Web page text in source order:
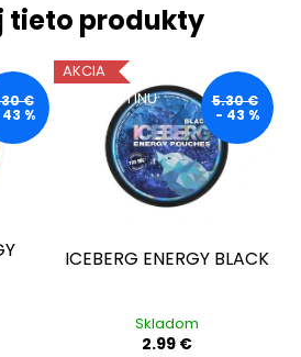
tieto produkty
€
%
AKCIA
BEZ NIKOTÍNU
5.30 €
- 43 %
ICEBERG ENERGY BLACK
Skladom
2.99 €